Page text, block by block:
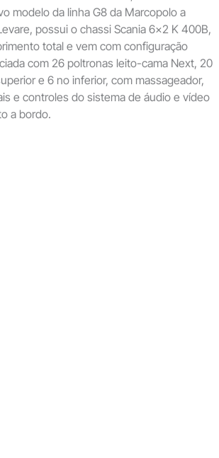
modelo da linha G8 da Marcopolo a
possui o chassi Scania 6×2 K 400B,
total e vem com configuração
com 26 poltronas leito-cama Next, 20
e 6 no inferior, com massageador,
e controles do sistema de áudio e vídeo
a bordo.